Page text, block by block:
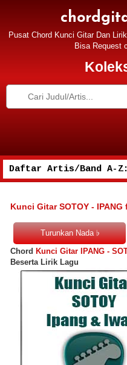
Pusat Chord Kunci Gitar Dan
Bisa Request
Kunci Gitar SOTOY - IPANG
Chord Kunci Gitar IPANG -
Beserta Lirik Lagu